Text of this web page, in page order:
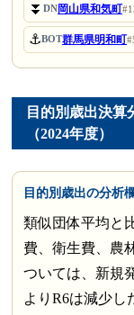
⏬DN岡山県和気町
⚓BOT群馬県明和町
目的別歳出決算
（2024年度）
目的別歳出の分析
類似団体平均と
費、衛生費、農
ついては、新規
よりR6は減少し